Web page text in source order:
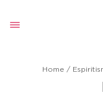
Home /